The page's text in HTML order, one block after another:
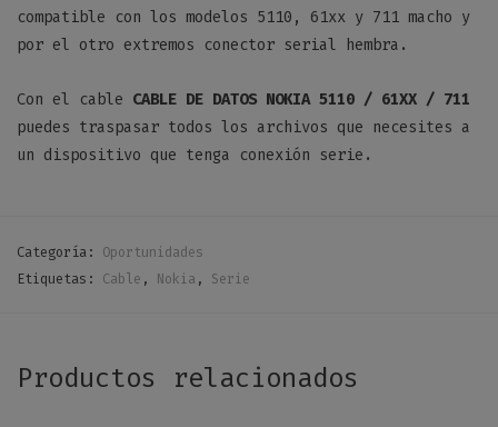
compatible con los modelos 5110, 61xx y 711 macho y
por el otro extremos conector serial hembra.
Con el cable CABLE DE DATOS NOKIA 5110 / 61XX / 711
puedes traspasar todos los archivos que necesites a
un dispositivo que tenga conexión serie.
Categoría: Oportunidades
Etiquetas: Cable , Nokia , Serie
Productos relacionados